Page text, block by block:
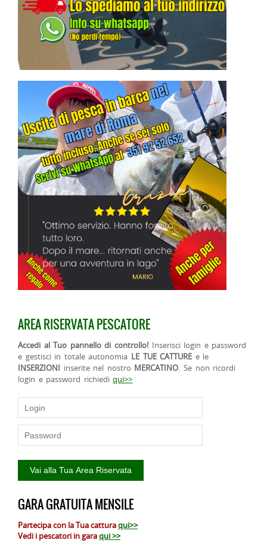
AREA RISERVATA PESCATORE
Accedi al Tuo pannello di controllo! Inserisci login e password
e gestisci in totale autonomia LE TUE CATTURE e le
INSERZIONI inserite nel nostro MERCATINO. Se non ricordi
login e password richiediqui>>
GARA GRATUITA MENSILE
Partecipa con la Tua catturaqui>>
Vedi i pescatori in garaqui >>